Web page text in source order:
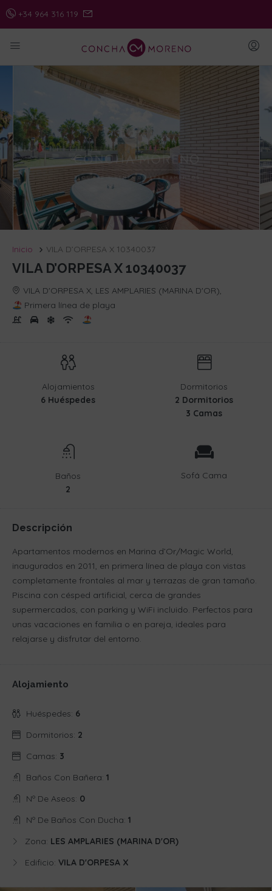
+34 964 316 119
Inicio VILA D’ORPESA X 10340037
VILA D’ORPESA X 10340037
VILA D'ORPESA X, LES AMPLARIES (MARINA D'OR),
Primera línea de playa
Alojamientos
6 Huéspedes
Dormitorios
2 Dormitorios
3 Camas
Baños
2
Sofá Cama
Descripción
Apartamentos modernos en Marina d’Or/Magic World,
inaugurados en 2011, en primera línea de playa con vistas
completamente frontales al mar y terrazas de gran tamaño.
Piscina con césped artificial, cerca de grandes
supermercados, con parking y WiFi incluido. Perfectos para
unas vacaciones en familia o en pareja, ideales para
relajarse y disfrutar del entorno.
Alojamiento
Huéspedes: 6
Dormitorios: 2
Camas: 3
Baños Con Bañera: 1
Nº De Aseos: 0
Nº De Baños Con Ducha: 1
Zona: LES AMPLARIES (MARINA D'OR)
Edificio: VILA D'ORPESA X